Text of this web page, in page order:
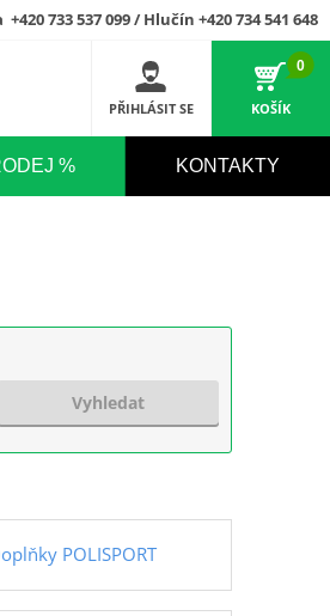
+420 733 537 099 / Hlučín +420 734 541 648
PŘIHLÁSIT SE
0
KOŠÍK
% KONTAKTY
Vyhledat
POLISPORT